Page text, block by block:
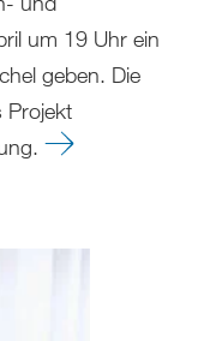
um 19 Uhr ein
geben. Die
Projekt